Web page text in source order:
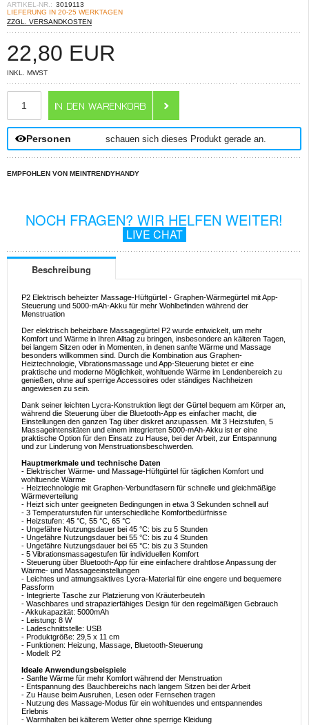
ARTIKEL-NR.: 3019113
LIEFERUNG IN 20-25 WERKTAGEN
ZZGL. VERSANDKOSTEN
22,80 EUR
INKL. MWST
Personen schauen sich dieses Produkt gerade an.
EMPFOHLEN VON MEINTRENDYHANDY
NOCH FRAGEN? WIR HELFEN WEITER!
LIVE CHAT
Beschreibung
P2 Elektrisch beheizter Massage-Hüftgürtel - Graphen-Wärmegürtel mit App-
Steuerung und 5000-mAh-Akku für mehr Wohlbefinden während der
Menstruation
Der elektrisch beheizbare Massagegürtel P2 wurde entwickelt, um mehr
Komfort und Wärme in Ihren Alltag zu bringen, insbesondere an kälteren Tagen,
bei langem Sitzen oder in Momenten, in denen sanfte Wärme und Massage
besonders willkommen sind. Durch die Kombination aus Graphen-
Heiztechnologie, Vibrationsmassage und App-Steuerung bietet er eine
praktische und moderne Möglichkeit, wohltuende Wärme im Lendenbereich zu
genießen, ohne auf sperrige Accessoires oder ständiges Nachheizen
angewiesen zu sein.
Dank seiner leichten Lycra-Konstruktion liegt der Gürtel bequem am Körper an,
während die Steuerung über die Bluetooth-App es einfacher macht, die
Einstellungen den ganzen Tag über diskret anzupassen. Mit 3 Heizstufen, 5
Massageintensitäten und einem integrierten 5000-mAh-Akku ist er eine
praktische Option für den Einsatz zu Hause, bei der Arbeit, zur Entspannung
und zur Linderung von Menstruationsbeschwerden.
Hauptmerkmale und technische Daten
- Elektrischer Wärme- und Massage-Hüftgürtel für täglichen Komfort und
wohltuende Wärme
- Heiztechnologie mit Graphen-Verbundfasern für schnelle und gleichmäßige
Wärmeverteilung
- Heizt sich unter geeigneten Bedingungen in etwa 3 Sekunden schnell auf
- 3 Temperaturstufen für unterschiedliche Komfortbedürfnisse
- Heizstufen: 45 °C, 55 °C, 65 °C
- Ungefähre Nutzungsdauer bei 45 °C: bis zu 5 Stunden
- Ungefähre Nutzungsdauer bei 55 °C: bis zu 4 Stunden
- Ungefähre Nutzungsdauer bei 65 °C: bis zu 3 Stunden
- 5 Vibrationsmassagestufen für individuellen Komfort
- Steuerung über Bluetooth-App für eine einfachere drahtlose Anpassung der
Wärme- und Massageeinstellungen
- Leichtes und atmungsaktives Lycra-Material für eine engere und bequemere
Passform
- Integrierte Tasche zur Platzierung von Kräuterbeuteln
- Waschbares und strapazierfähiges Design für den regelmäßigen Gebrauch
- Akkukapazität: 5000mAh
- Leistung: 8 W
- Ladeschnittstelle: USB
- Produktgröße: 29,5 x 11 cm
- Funktionen: Heizung, Massage, Bluetooth-Steuerung
- Modell: P2
Ideale Anwendungsbeispiele
- Sanfte Wärme für mehr Komfort während der Menstruation
- Entspannung des Bauchbereichs nach langem Sitzen bei der Arbeit
- Zu Hause beim Ausruhen, Lesen oder Fernsehen tragen
- Nutzung des Massage-Modus für ein wohltuendes und entspannendes
Erlebnis
- Warmhalten bei kälterem Wetter ohne sperrige Kleidung